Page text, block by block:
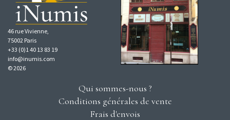
46 rue Vivienne,
75002 Paris
+33 (0)1 40 13 83 19
info@inumis.com
© 2026
Qui sommes-nous ?
Conditions générales de vente
Frais d'envois